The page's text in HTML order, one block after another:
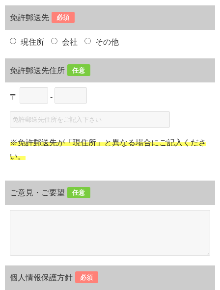
免許郵送先 必須
現住所 会社 その他
免許郵送先住所 任意
〒 -
※免許郵送先が「現住所」と異なる場合にご記入くださ
い。
ご意見・ご要望 任意
個人情報保護方針 必須